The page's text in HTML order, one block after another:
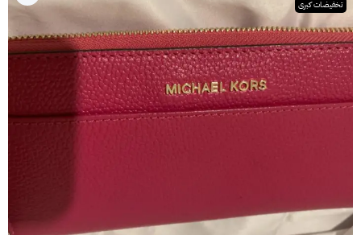
تخفيضات كبرى